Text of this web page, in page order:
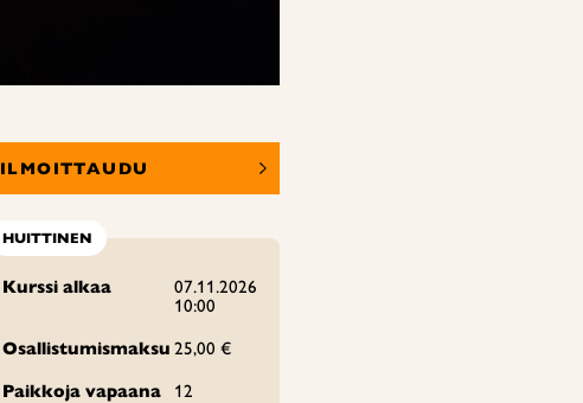
ILMOITTAUDU
HUITTINEN
Kurssi alkaa
07.11.2026
10:00
Osallistumismaksu 25,00 €
Paikkoja vapaana
12